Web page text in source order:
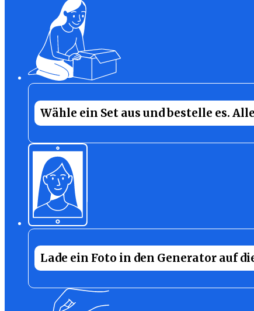
Wähle ein Set aus und bestelle es.
Lade ein Foto in den Generator auf